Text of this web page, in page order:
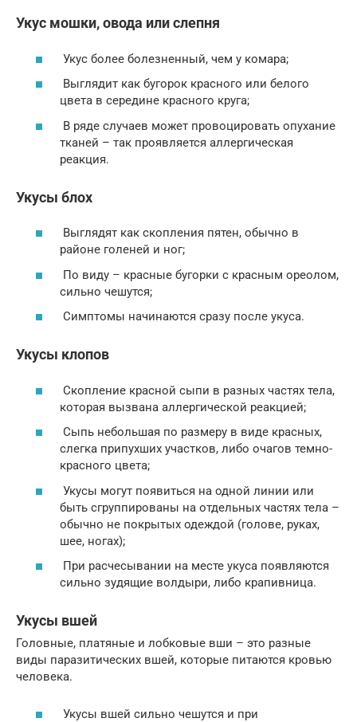
Укус мошки, овода или слепня
Укус более болезненный, чем у комара;
Выглядит как бугорок красного или белого
цвета в середине красного круга;
В ряде случаев может провоцировать опухание
тканей – так проявляется аллергическая
реакция.
Укусы блох
Выглядят как скопления пятен, обычно в
районе голеней и ног;
По виду – красные бугорки с красным ореолом,
сильно чешутся;
Симптомы начинаются сразу после укуса.
Укусы клопов
Скопление красной сыпи в разных частях тела,
которая вызвана аллергической реакцией;
Сыпь небольшая по размеру в виде красных,
слегка припухших участков, либо очагов темно-
красного цвета;
Укусы могут появиться на одной линии или
быть сгруппированы на отдельных частях тела –
обычно не покрытых одеждой (голове, руках,
шее, ногах);
При расчесывании на месте укуса появляются
сильно зудящие волдыри, либо крапивница.
Укусы вшей
Головные, платяные и лобковые вши – это разные
виды паразитических вшей, которые питаются кровью
человека.
Укусы вшей сильно чешутся и при